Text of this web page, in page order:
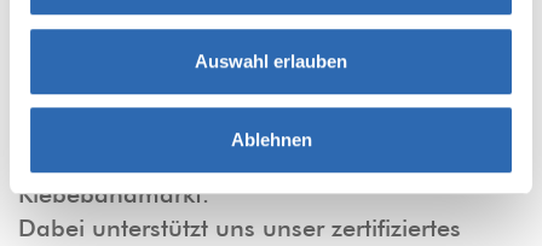
Auswahl erlauben
Ablehnen
Unsere innovativen Fertigungsanlagen und
strengen internen Qualitätsanforderungen
Klebebandmarkt.
Dabei unterstützt uns unser zertifiziertes